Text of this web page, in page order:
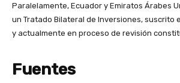
Paralelamente, Ecuador y Emiratos Árabes
un Tratado Bilateral de Inversiones, suscrito
y actualmente en proceso de revisión
Fuentes